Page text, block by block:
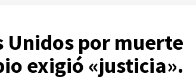
Unidos por muerte
exigió «justicia».